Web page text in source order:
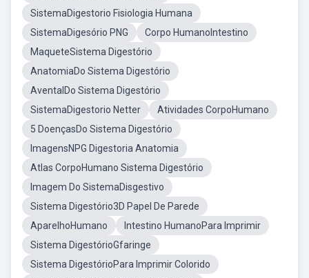
SistemaDigestorio Fisiologia Humana
SistemaDigesório PNG
Corpo HumanoIntestino
MaqueteSistema Digestório
AnatomiaDo Sistema Digestório
AventalDo Sistema Digestório
SistemaDigestorio Netter
Atividades CorpoHumano
5 DoençasDo Sistema Digestório
ImagensNPG Digestoria Anatomia
Atlas CorpoHumano Sistema Digestório
Imagem Do SistemaDisgestivo
Sistema Digestório3D Papel De Parede
AparelhoHumano
Intestino HumanoPara Imprimir
Sistema DigestórioGfaringe
Sistema DigestórioPara Imprimir Colorido